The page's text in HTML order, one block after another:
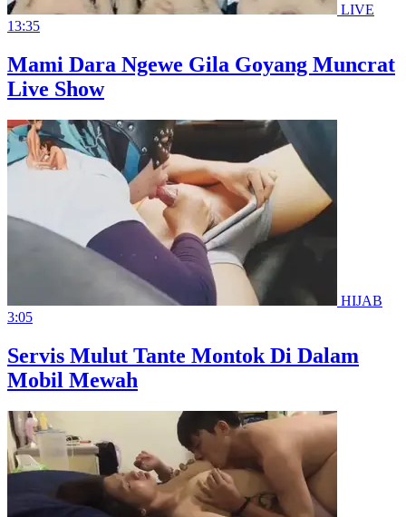
LIVE
13:35
Mami Dara Ngewe Gila Goyang Muncrat
Live Show
HIJAB
3:05
Servis Mulut Tante Montok Di Dalam
Mobil Mewah